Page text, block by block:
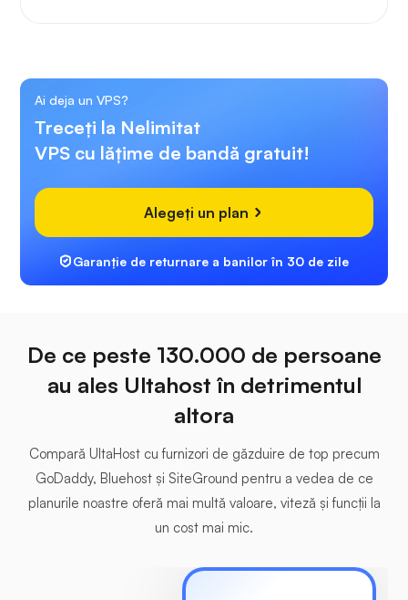
Ai deja un VPS?
Treceți la Nelimitat
VPS cu lățime de bandă gratuit!
Alegeți un plan
Garanție de returnare a banilor în 30 de zile
De ce peste 130.000 de persoane
au ales Ultahost în detrimentul
altora
Compară UltaHost cu furnizori de găzduire de top precum
GoDaddy, Bluehost și SiteGround pentru a vedea de ce
planurile noastre oferă mai multă valoare, viteză și funcții la
un cost mai mic.